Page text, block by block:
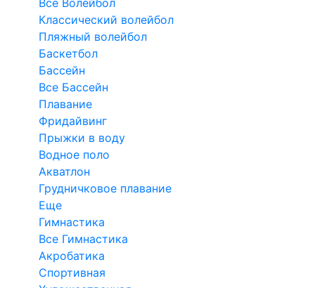
Все Волейбол
Классический волейбол
Пляжный волейбол
Баскетбол
Бассейн
Все Бассейн
Плавание
Фридайвинг
Прыжки в воду
Водное поло
Акватлон
Грудничковое плавание
Еще
Гимнастика
Все Гимнастика
Акробатика
Спортивная